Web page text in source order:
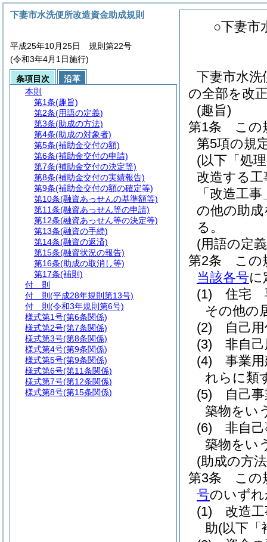
○下妻市
下妻市水洗
の全部を改
(趣旨)
第1条
この
第5項の規
(以下「処
改造する工
「改造工
の他の助
る。
(用語の定
第2条
この
当該各号に
(1)
住宅
その他の
(2)
自己
(3)
非自
(4)
事業
れらに類
(5)
自己
築物をい
(6)
非自
築物をい
(助成の方
第3条
この
号のいず
(1)
改造
助(以下「
下妻市水洗便所改造資金助成規則
平成25年10月25日 規則第22号
(令和3年4月1日施行)
条項目次
沿革
本則
第1条(趣旨)
第2条(用語の定義)
第3条(助成の方法)
第4条(助成の対象者)
第5条(補助金交付の額)
第6条(補助金交付の申請)
第7条(補助金交付の決定等)
第8条(補助金交付の実績報告)
第9条(補助金交付の額の確定等)
第10条(融資あっせんの基準額等)
第11条(融資あっせん等の申請)
第12条(融資あっせん等の決定等)
第13条(融資の手続)
第14条(融資の返済)
第15条(融資状況の報告)
第16条(助成の取消し等)
第17条(補則)
付 則
付 則 (平成28年規則第13号)
付 則 (令和3年規則第6号)
様式第1号(第6条関係)
様式第2号(第7条関係)
様式第3号(第8条関係)
様式第4号(第9条関係)
様式第5号(第9条関係)
様式第6号(第11条関係)
様式第7号(第12条関係)
様式第8号(第15条関係)